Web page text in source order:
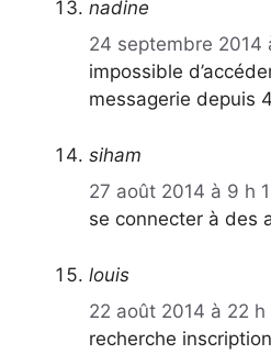
nadine
24 septembre 2014
impossible
messagerie depuis
siham
27 août 2014 à 9 h
se connecter à des
louis
22 août 2014 à 22 h
recherche